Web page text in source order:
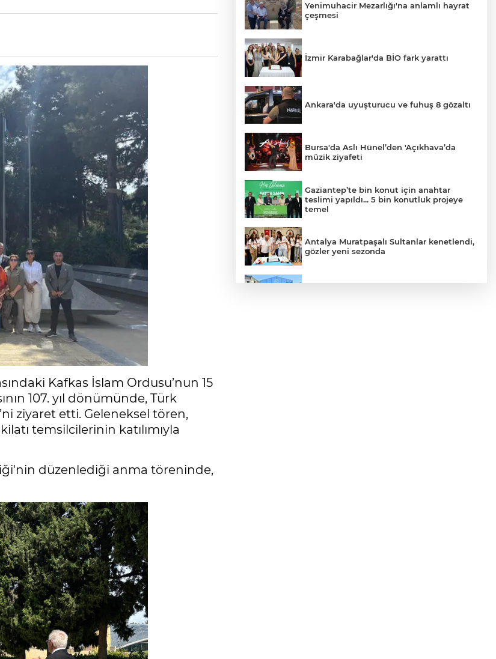
Kafkas İslam Ordusu’nun 15
107. yıl dönümünde, Türk
ziyaret etti. Geleneksel tören,
temsilcilerinin katılımıyla
düzenlediği anma töreninde,
Yenimuhacir Mezarlığı'na anlamlı hayrat
çeşmesi
İzmir Karabağlar'da BİO fark yarattı
Ankara'da uyuşturucu ve fuhuş 8 gözaltı
Bursa'da Aslı Hünel’den 'Açıkhava’da
müzik ziyafeti
Gaziantep’te bin konut için anahtar
teslimi yapıldı... 5 bin konutluk projeye
temel
Antalya Muratpaşalı Sultanlar kenetlendi,
gözler yeni sezonda